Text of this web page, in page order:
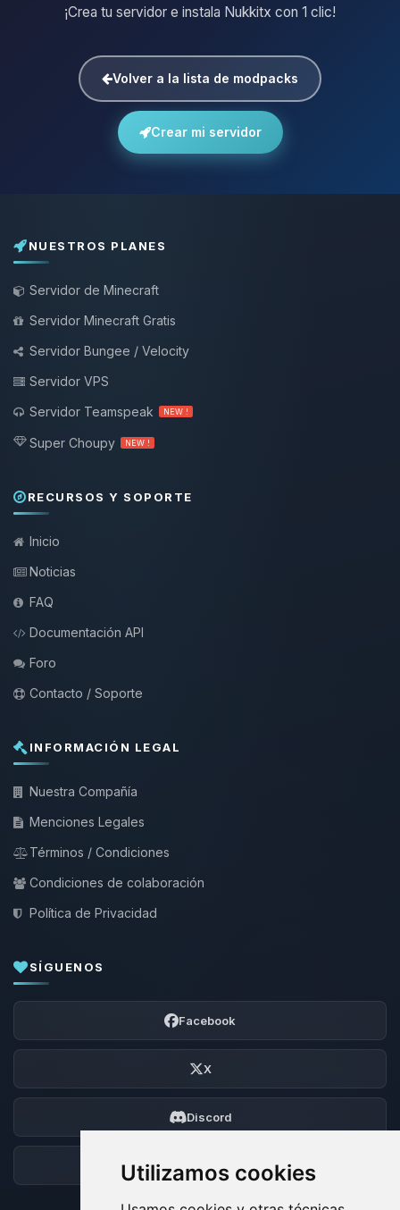
Utilizamos cookies
¡Crea tu servidor e instala Nukkitx con 1 clic!
Volver a la lista de modpacks
Crear mi servidor
NUESTROS PLANES
Servidor de Minecraft
Servidor Minecraft Gratis
Servidor Bungee / Velocity
Servidor VPS
Servidor Teamspeak
NEW !
Super Choupy NEW !
RECURSOS Y SOPORTE
Inicio
Noticias
FAQ
Documentación API
Foro
Contacto / Soporte
INFORMACIÓN LEGAL
Nuestra Compañía
Menciones Legales
Términos / Condiciones
Condiciones de colaboración
Política de Privacidad
SÍGUENOS
Facebook
X
Discord
Foro